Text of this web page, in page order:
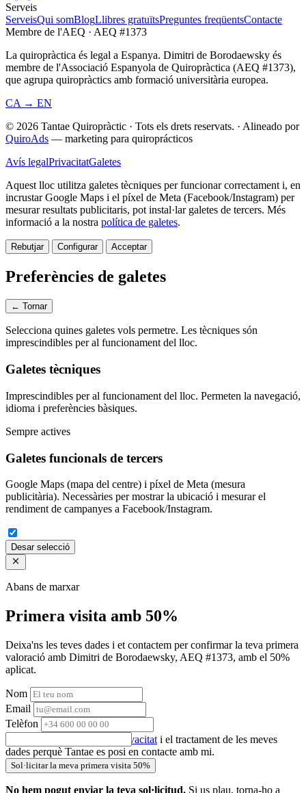
Serveis
ServeisQui somBlogLlibres gratuïtsPreguntes freqüentsContacte
Membre de l'AEQ · AEQ #1373
La quiropràctica és legal a Espanya. Dimitri de Borodaewsky és
membre de l'Associació Espanyola de Quiropràctica (AEQ #1373),
que agrupa quiropràctics amb formació universitària europea.
CA → EN
© 2026 Tantae Quiropràctic · Tots els drets reservats. · Alineado por
QuiroAds — marketing para quiroprácticos
Avís legalPrivacitatGaletes
Aquest lloc utilitza galetes tècniques per funcionar correctament i, en
incrustar Google Maps i el píxel de Meta (Facebook/Instagram) per
mesurar resultats publicitaris, pot instal·lar galetes de tercers. Més
informació a la nostra política de galetes.
Rebutjar Configurar Acceptar
Preferències de galetes
← Tornar
Selecciona quines galetes vols permetre. Les tècniques són
imprescindibles per al funcionament del lloc.
Galetes tècniques
Imprescindibles per al funcionament del lloc. Permeten la navegació,
idioma i preferències bàsiques.
Sempre actives
Galetes funcionals de tercers
Google Maps (mapa del centre) i píxel de Meta (mesura
publicitària). Necessàries per mostrar la ubicació i mesurar el
rendiment de campanyes a Facebook/Instagram.
Desar selecció
Abans de marxar
Primera visita amb 50%
Deixa'ns les teves dades i et contactem per confirmar la teva primera
valoració amb Dimitri de Borodaewsky, AEQ #1373, amb el 50%
aplicat.
Nom
Email
Telèfon
política de privacitat i el tractament de les meves
dades perquè Tantae es posi en contacte amb mi.
Sol·licitar la meva primera visita 50%
No hem pogut enviar la teva sol·licitud. Si us plau, torna-ho a